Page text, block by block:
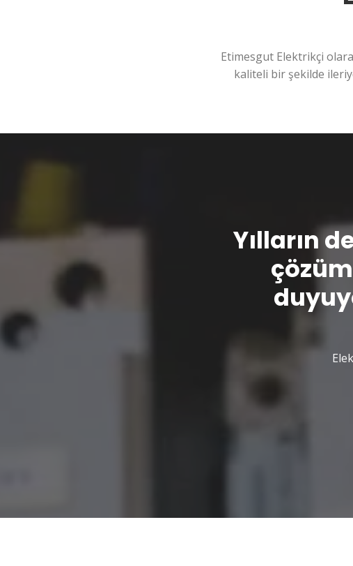
Etimesgut Elektrikçi
kaliteli bir şekilde
Yılların